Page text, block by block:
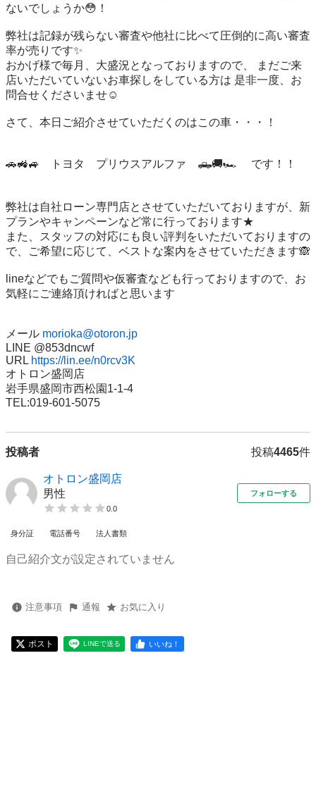
ないでしょうか😳！
弊社は記録が残らない審査や他社に比べて圧倒的に高い審査
率が売りです✨
おかげ様で毎月、大盛況となっておりますので、 まだご来
店いただいていないお車探しをしている方は 是非一度、お
問合せくださいませ☺
さて、本日ご紹介させていただくのはこの車・・・！
🚗🚜🚙　トヨタ　プリウスアルファ　🛻🚚🏎️ 　です！！
弊社は自社ローン専門店とさせていただいておりますが、新
プランやキャンペーンなど常に行っております★
また、スタッフの対応にも良い評判をいただいておりますの
で、ご希望に応じて、ベストな案内をさせていただきます🙈
lineなどでもご質問や仮審査なども行っておりますので、お
気軽にご連絡頂ければと思います
メール morioka@otoron.jp
LINE @853dncwf
URL https://lin.ee/n0rcv3K
オトロン盛岡店
岩手県盛岡市西松園1-1-4
TEL:019-601-5075
投稿者 投稿4465件
オトロン盛岡店
男性
0.0
フォローする
身分証 電話番号 法人書類
自己紹介文が設定されていません
注意事項 通報 お気に入り
ポスト LINEで送る いいね！